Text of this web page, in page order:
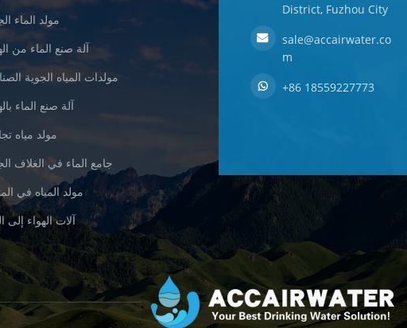
مولد الماء
آلة صنع الماء من
مولدات المياه الجوية
آلة صنع الماء
مولد مياه
جامع الماء في الغلاف
مولد المياه في
آلات الهواء إلى
District, Fuzhou City
sale@accairwater.co
m
+86 18559227773